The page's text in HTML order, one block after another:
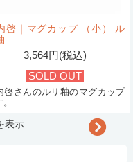
啓｜マグカップ （小） ル
3,564円(税込)
SOLD OUT
啓さんのルリ釉のマグカップ
表示